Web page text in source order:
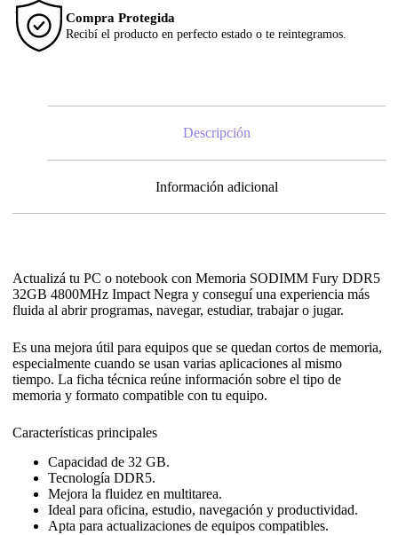
Compra Protegida
Recibí el producto en perfecto estado o te reintegramos.
Descripción
Información adicional
Actualizá tu PC o notebook con Memoria SODIMM Fury DDR5
32GB 4800MHz Impact Negra y conseguí una experiencia más
fluida al abrir programas, navegar, estudiar, trabajar o jugar.
Es una mejora útil para equipos que se quedan cortos de memoria,
especialmente cuando se usan varias aplicaciones al mismo
tiempo. La ficha técnica reúne información sobre el tipo de
memoria y formato compatible con tu equipo.
Características principales
Capacidad de 32 GB.
Tecnología DDR5.
Mejora la fluidez en multitarea.
Ideal para oficina, estudio, navegación y productividad.
Apta para actualizaciones de equipos compatibles.